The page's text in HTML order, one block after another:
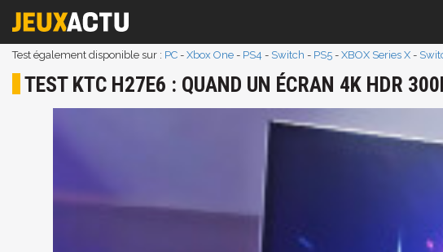
Test également disponible sur : PC - Xbox One - PS4 - Switch - PS5 - XBOX Series X -
TEST KTC H27E6 : QUAND UN ÉCRAN 4K HDR